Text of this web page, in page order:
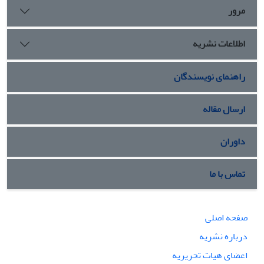
مرور
اطلاعات نشریه
راهنمای نویسندگان
ارسال مقاله
داوران
تماس با ما
صفحه اصلی
درباره نشریه
اعضای هیات تحریریه